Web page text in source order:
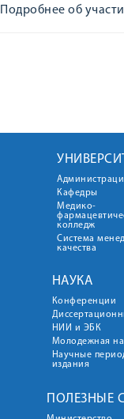
Подробнее об
Кафедры
Медико-
колледж
Система
качества
НАУКА
Конференции
НИИ и ЭБК
Молодежная
Научные
издания
ПОЛЕЗНЫЕ